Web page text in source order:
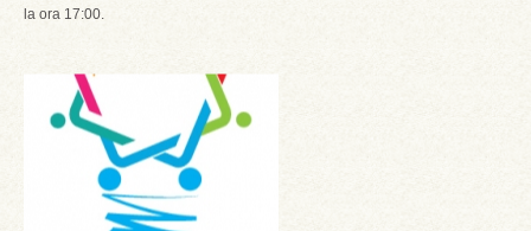
la ora 17:00.